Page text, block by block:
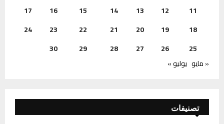
11
12
13
14
15
16
17
18
19
20
21
22
23
24
25
26
27
28
29
30
« مايو يوليو »
تصنيفات